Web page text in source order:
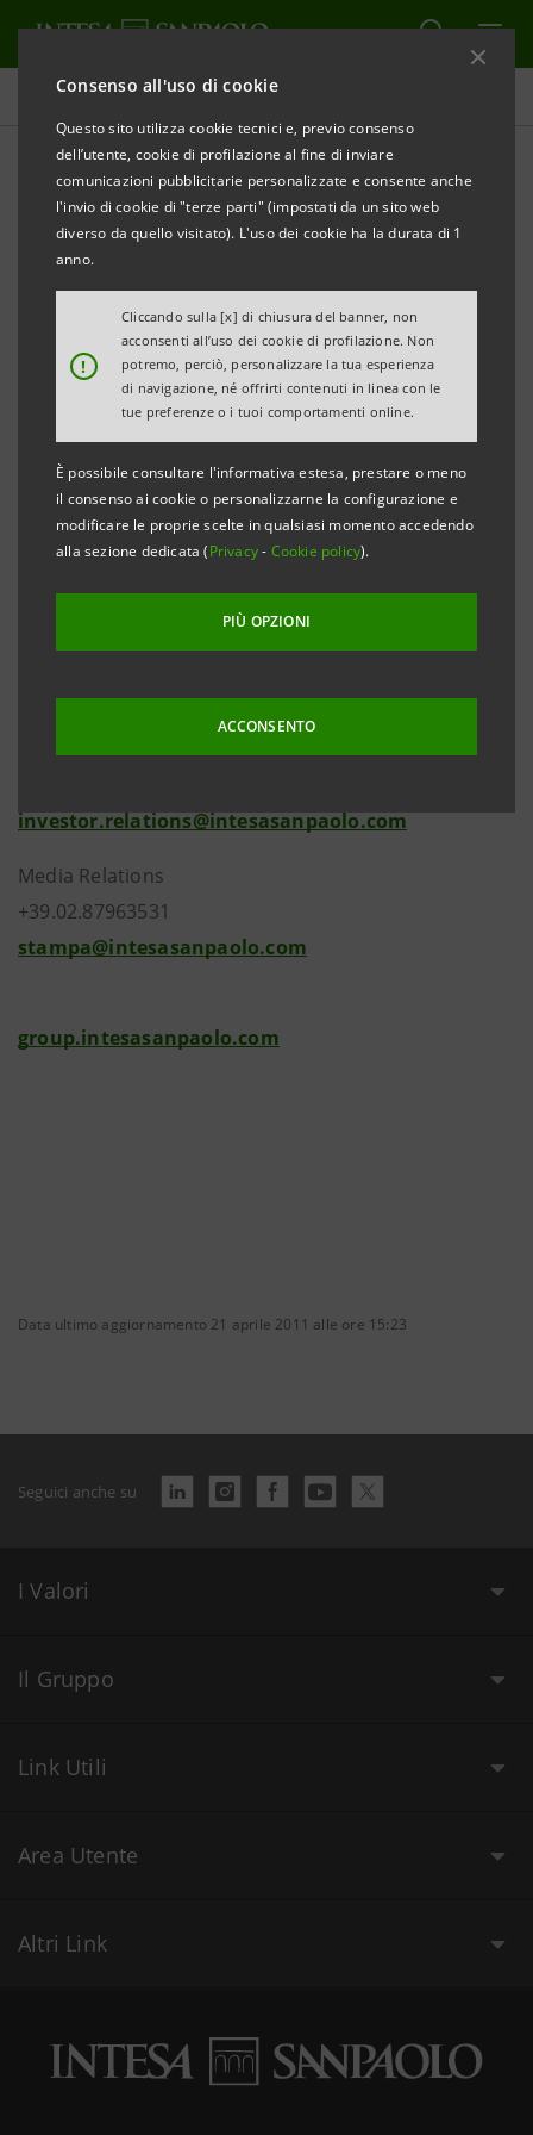
Consenso all'uso di cookie
Questo sito utilizza cookie tecnici e, previo consenso
dell’utente, cookie di profilazione al fine di inviare
comunicazioni pubblicitarie personalizzate e consente anche
l'invio di cookie di "terze parti" (impostati da un sito web
diverso da quello visitato). L'uso dei cookie ha la durata di 1
anno.
!
Cliccando sulla [x] di chiusura del banner, non
acconsenti all’uso dei cookie di profilazione. Non
potremo, perciò, personalizzare la tua esperienza
di navigazione, né offrirti contenuti in linea con le
tue preferenze o i tuoi comportamenti online.
È possibile consultare l'informativa estesa, prestare o meno
il consenso ai cookie o personalizzarne la configurazione e
modificare le proprie scelte in qualsiasi momento accedendo
alla sezione dedicata (Privacy- Cookie policy).
PIÙ OPZIONI
ACCONSENTO
Comunicati stampa
STAMPA AGGIORNA
INTESA SANPAOLO: AVVISO DI PUBBLICAZIONE DI
DOCUMENTI
Torino, Milano, 21 aprile 2011– Si comunica che, in
ottemperanza alla vigente normativa, è stato reso
disponibile in data odierna presso la Sede sociale e la
Borsa Italiana S.p.A. nonché nel sito internet
group.intesasanpaolo.com il verbale del Consiglio di
Sorveglianza del 5 aprile scorso di approvazione del
bilancio d’esercizio e del bilancio consolidato al 31
Investor Relations
investor.relations@intesasanpaolo.com
Media Relations
+39.02.87963531
stampa@intesasanpaolo.com
group.intesasanpaolo.com
Data ultimo aggiornamento 21 aprile 2011 alle ore 15:23
Seguici anche su
I Valori
Il Gruppo
Link Utili
Area Utente
Altri Link